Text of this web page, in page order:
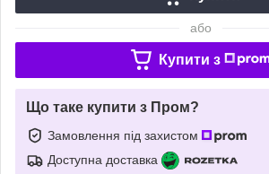
або
Купити з
Що таке купити з Пром?
Замовлення під захистом
Доступна доставка